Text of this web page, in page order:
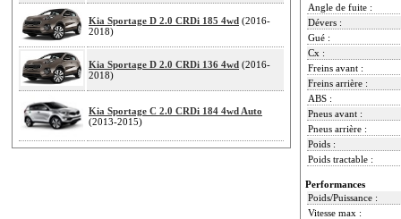
Kia Sportage D 2.0 CRDi 185 4wd (2016-
2018)
Kia Sportage D 2.0 CRDi 136 4wd (2016-
2018)
Kia Sportage C 2.0 CRDi 184 4wd Auto
(2013-2015)
Angle de fuite :
Dévers :
Gué :
Cx :
Freins avant :
Freins arrière :
ABS :
Pneus avant :
Pneus arrière :
Poids :
Poids tractable :
Performances
Poids/Puissance :
Vitesse max :